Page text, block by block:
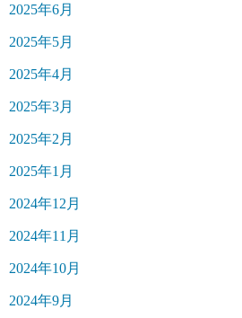
2025年6月
2025年5月
2025年4月
2025年3月
2025年2月
2025年1月
2024年12月
2024年11月
2024年10月
2024年9月